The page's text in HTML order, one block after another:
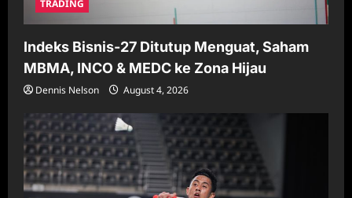
TRADING
Indeks Bisnis-27 Ditutup Menguat, Saham
MBMA, INCO & MEDC ke Zona Hijau
Dennis Nelson August 4, 2026